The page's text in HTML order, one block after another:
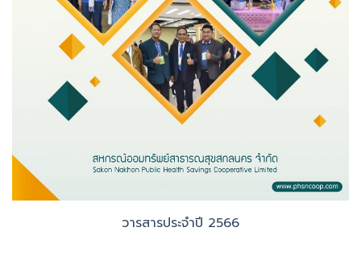
วารสารประจำปี 2566
สมาคมฌาปนกิจแต่ละประเภท